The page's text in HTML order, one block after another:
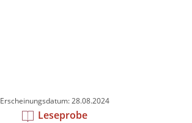
Erscheinungsdatum: 28.08.2024
Leseprobe